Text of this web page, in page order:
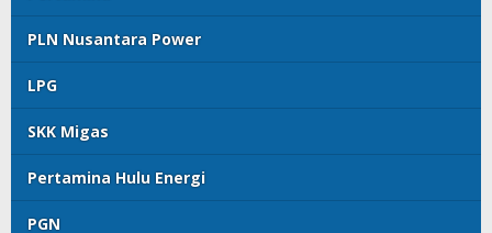
PLN Nusantara Power
LPG
SKK Migas
Pertamina Hulu Energi
PGN